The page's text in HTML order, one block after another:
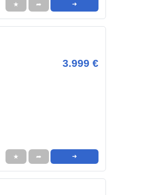
★ ➦ ➜
3.999 €
★ ➦ ➜